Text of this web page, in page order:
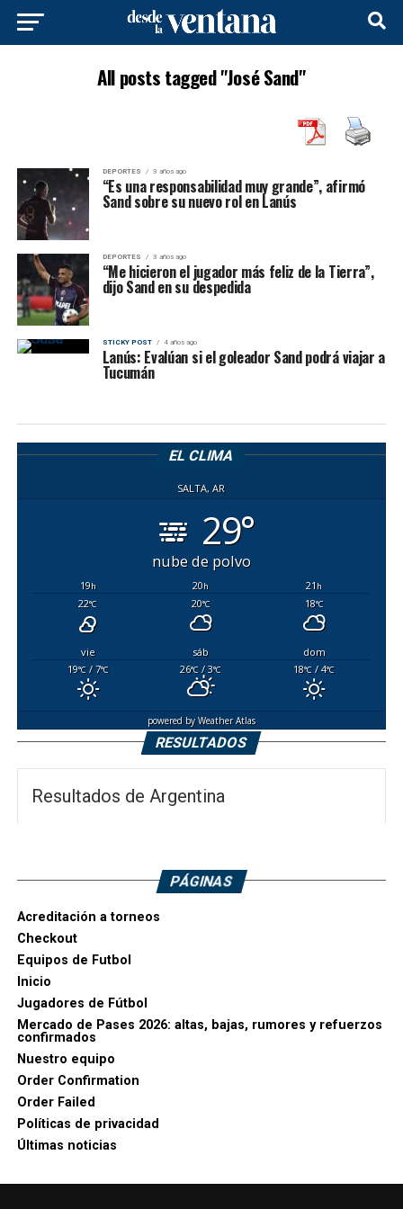
All posts tagged "José Sand"
DEPORTES 3 años ago
“Es una responsabilidad muy grande”, afirmó
Sand sobre su nuevo rol en Lanús
DEPORTES 3 años ago
“Me hicieron el jugador más feliz de la Tierra”,
dijo Sand en su despedida
STICKY POST 4 años ago
Lanús: Evalúan si el goleador Sand podrá viajar a
Tucumán
EL CLIMA
SALTA, AR
29°
nube de polvo
19h 20h 21h
22°C 20°C 18°C
vie sáb
dom
19°C/ 7°C 26°C / 3°C 18°C / 4°C
powered byWeather Atlas
RESULTADOS
Resultados de Argentina
PÁGINAS
Acreditación a torneos
Checkout
Equipos de Futbol
Inicio
Jugadores de Fútbol
Mercado de Pases 2026: altas, bajas, rumores y refuerzos
confirmados
Nuestro equipo
Order Confirmation
Order Failed
Políticas de privacidad
Últimas noticias